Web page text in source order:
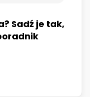
Sadź je tak,